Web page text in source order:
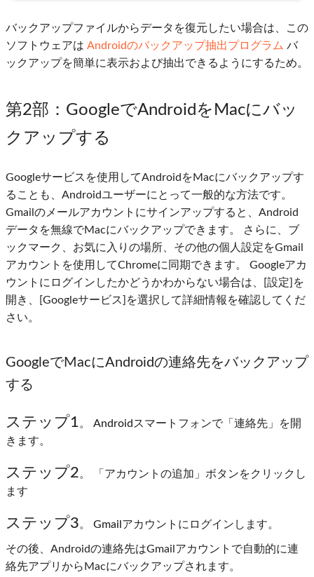
バックアップファイルからデータを復元したい場合は、この
ソフトウェアは Androidのバックアップ抽出プログラム バ
ックアップを簡単に表示および抽出できるようにするため。
第2部 ：GoogleでAndroidをMacにバッ
クアップする
Googleサービスを使用してAndroidをMacにバックアップす
ることも、Androidユーザーにとって一般的な方法です。
Gmailのメールアカウントにサインアップすると、Android
データを無線でMacにバックアップできます。 さらに、ブ
ックマーク、お気に入りの場所、その他の個人設定をGmail
アカウントを使用してChromeに同期できます。 Googleアカ
ウントにログインしたかどうかわからない場合は、[設定]を
開き、[Googleサービス]を選択して詳細情報を確認してくだ
さい。
GoogleでMacにAndroidの連絡先をバックアップ
する
ステップ1。 Androidスマートフォンで「連絡先」を開
きます。
ステップ2。 「アカウントの追加」ボタンをクリックし
ます
ステップ3。 Gmailアカウントにログインします。
その後、Androidの連絡先はGmailアカウントで自動的に連
絡先アプリからMacにバックアップされます。